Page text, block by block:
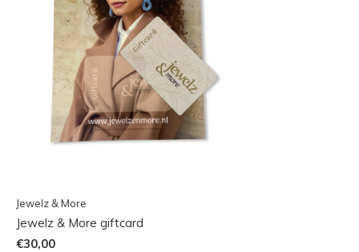
Jewelz & More
Jewelz & More giftcard
€30,00